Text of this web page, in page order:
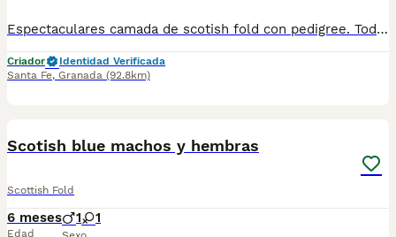
Espectaculares camada de scotish fold con pedigree. Todos los cachorritos se entregan con unos dos meses y medio de edad y sus vacunas correspondientes, desparasitados interna y externamente, con certificado de salud, y garantía tanto por enfermedad vírica como congénito genética. Posibilidad de entregar en toda España mediante transporte propio preparado para animales y con chofer privado. Los precios pueden variar según las características y morfología de cada cachorro. Añádenos al whats app o llámanos, y encantados atenderemos todas tus dudas y consultas. Teléfono / Whats app: 641 92 23 90
Criador
Identidad Verificada
Santa Fe, Granada (92.8km)
Scotish blue machos y hembras
Scottish Fold
6 meses
Edad
1 1